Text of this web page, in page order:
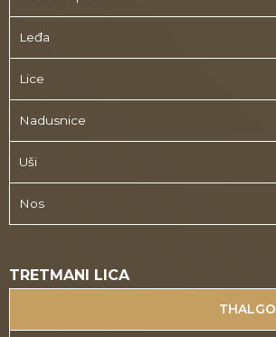
Leđa
Lice
Nadusnice
Uši
Nos
TRETMANI LICA
THALGO